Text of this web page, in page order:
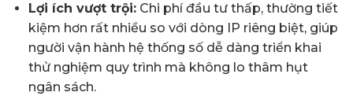
Lợi ích vượt trội:Chi phí đầu tư thấp, thường tiết
kiệm hơn rất nhiều so với dòng IP riêng biệt, giúp
người vận hành hệ thống số dễ dàng triển khai
thử nghiệm quy trình mà không lo thâm hụt
ngân sách.